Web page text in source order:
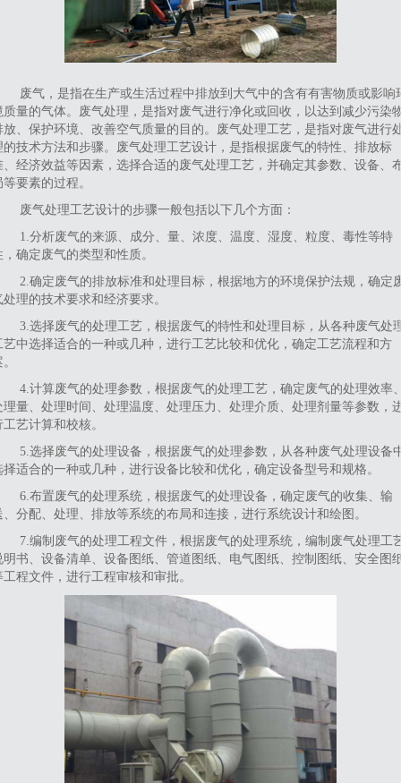
废气，是指在生产或生活过程中排放到大气中的含有有害物质或影响
质量的气体。废气处理，是指对废气进行净化或回收，以达到减少污染
放、保护环境、改善空气质量的目的。废气处理工艺，是指对废气进行
的技术方法和步骤。废气处理工艺设计，是指根据废气的特性、排放标
、经济效益等因素，选择合适的废气处理工艺，并确定其参数、设备、
等要素的过程。
废气处理工艺设计的步骤一般包括以下几个方面：
1.分析废气的来源、成分、量、浓度、温度、湿度、粒度、毒性等特
，确定废气的类型和性质。
2.确定废气的排放标准和处理目标，根据地方的环境保护法规，确定
处理的技术要求和经济要求。
3.选择废气的处理工艺，根据废气的特性和处理目标，从各种废气处
艺中选择适合的一种或几种，进行工艺比较和优化，确定工艺流程和方
4.计算废气的处理参数，根据废气的处理工艺，确定废气的处理效率
理量、处理时间、处理温度、处理压力、处理介质、处理剂量等参数，
工艺计算和校核。
5.选择废气的处理设备，根据废气的处理参数，从各种废气处理设备
择适合的一种或几种，进行设备比较和优化，确定设备型号和规格。
6.布置废气的处理系统，根据废气的处理设备，确定废气的收集、输
、分配、处理、排放等系统的布局和连接，进行系统设计和绘图。
7.编制废气的处理工程文件，根据废气的处理系统，编制废气处理工
明书、设备清单、设备图纸、管道图纸、电气图纸、控制图纸、安全图
工程文件，进行工程审核和审批。